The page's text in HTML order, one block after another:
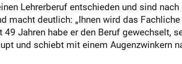
Lehrerberuf entschieden und sind
macht deutlich: „Ihnen wird das
Jahren habe er den Beruf gewechselt,
und schiebt mit einem Augenzwinkern